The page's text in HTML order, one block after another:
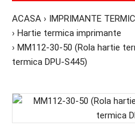
ACASA
IMPRIMANTE
Hartie termica imprimante
MM112-30-50 (Rola hartie
termica DPU-S445)